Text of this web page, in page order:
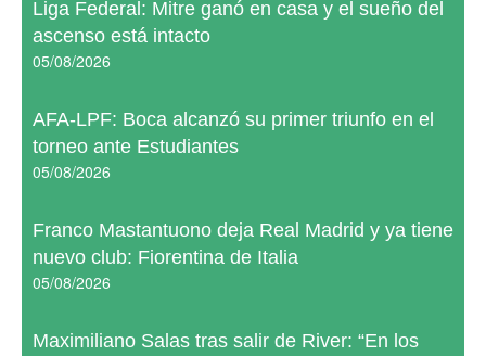
Liga Federal: Mitre ganó en casa y el sueño del
ascenso está intacto
05/08/2026
AFA-LPF: Boca alcanzó su primer triunfo en el
torneo ante Estudiantes
05/08/2026
Franco Mastantuono deja Real Madrid y ya tiene
nuevo club: Fiorentina de Italia
05/08/2026
Maximiliano Salas tras salir de River: “En los